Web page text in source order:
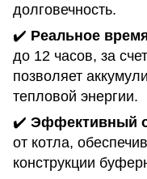
долговечность.
✔️ Реальное
до 12 часов, за
позволяет
тепловой энергии.
✔️ Эффективный
от котла,
конструкции